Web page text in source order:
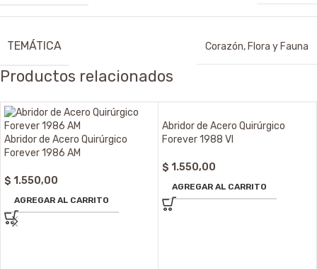
TEMÁTICA Corazón, Flora y Fauna
Productos relacionados
Abridor de Acero Quirúrgico
Forever 1986 AM
$ 1.550,00
AGREGAR AL CARRITO
Abridor de Acero Quirúrgico
Forever 1988 VI
$ 1.550,00
AGREGAR AL CARRITO